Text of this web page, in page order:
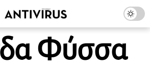
Φύσσα